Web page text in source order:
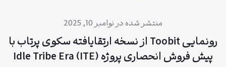
نوامبر 10, 2025
رونمایی Toobit از نسخه ارتقا‌یافته سکوی پرتاب با
پیش‌ فروش انحصاری پروژه Idle Tribe Era (ITE)